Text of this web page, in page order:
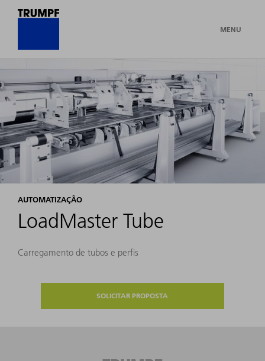
MENU
AUTOMATIZAÇÃO
LoadMaster Tube
Carregamento de tubos e perfis
SOLICITAR PROPOSTA